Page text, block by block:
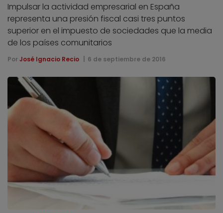
Impulsar la actividad empresarial en España
representa una presión fiscal casi tres puntos
superior en el impuesto de sociedades que la media
de los países comunitarios
Por José Ignacio Recio 6 de septiembre de 2016